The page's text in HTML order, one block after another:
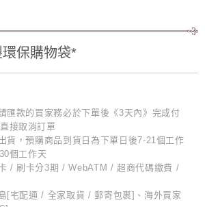
保購物袋*
匯款的買家務必於下單後《3天內》完成付
接取消訂單
貨，預購商品到貨日為下單日後7-21個工作
個工作天
/ 刷卡分3期 / WebATM / 超商代碼繳費 /
[宅配通 / 全家取貨 / 郵寄包裹]、海外買家